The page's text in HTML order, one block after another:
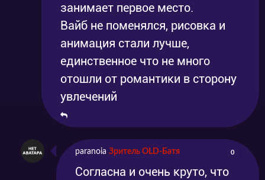
занимает первое место.
Вайб не поменялся, рисовка и
анимация стали лучше,
единственное что не много
отошли от романтики в сторону
увлечений
paranoia Зритель OLD-Батя 0
Согласна и очень круто, что